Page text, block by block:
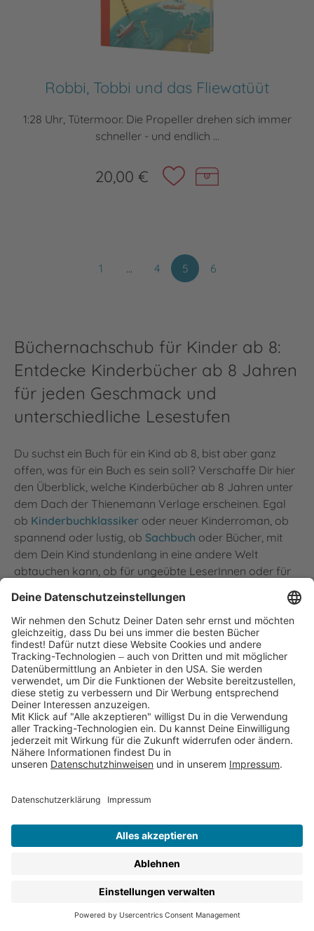
Robbi, Tobbi und das Fliewatüüt
1:28 Uhr, Tütermoor. Die Propeller drehen sich immer
schneller - und endlich ...
20,00 €
1 … 4 5 6
Büchernachschub für Kinder ab 8:
Entdecke Kinderbücher ab 8 Jahren
für jeden Geschmack und
unterschiedliche Lesestufen
Du suchst ein Buch für ein Kind ab 8, bist aber ganz
offen, was für ein Buch es sein soll? Verschaffe Dir hier
den Überblick, welche Kinderbücher ab 8 Jahren unter
dem Dach der Thienemann Verlage erscheinen. Egal
ob Kinderbuchklassiker oder neuer Kinderroman, ob
spannend oder lustig, ob Sachbuch oder Bücher, mit
dem Dein Kind stundenlang in eine andere Welt
abtauchen kann, ob für ungeübte LeserInnen oder für
kleine VielleserInnen – hier findest Du all unsere Bücher
für Kinder ab 8 Jahren.
Für Kinder ab 8 erscheinen in den Thienemann
Verlagen:
Kinderromane zum Selberlesen
Kinderbuch-Klassiker
Sachbücher für Kinder
Kinderbuch-Reihen
Lernbücher & Rätselbücher
Christliche Kinderbücher
Kinderbuch-Ebooks
Du möchtest regelmäßig Infos zu unseren
Kinderbüchern ab 8 bekommen?